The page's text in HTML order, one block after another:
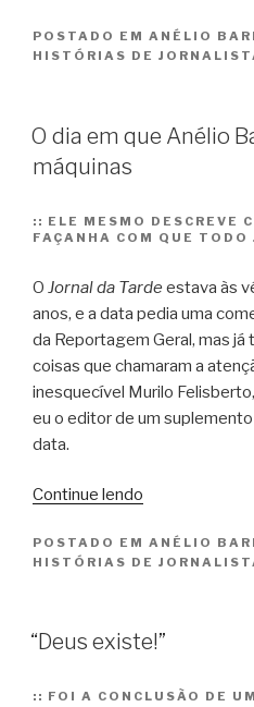
e
o
POSTADO EM ANÉLIO
HISTÓRIAS DE
O dia em que Anélio
máquinas
:: ELE MESMO DESCREVE
FAÇANHA COM QUE
O Jornal da Tarde estava às
anos, e a data pedia uma
da Reportagem Geral, mas já
coisas que chamaram a
inesquecível Murilo
eu o editor de um
data.
Continue lendo
em
que
parou
máquinas”
POSTADO EM ANÉLIO
HISTÓRIAS DE
“Deus existe!”
:: FOI A CONCLUSÃO DE